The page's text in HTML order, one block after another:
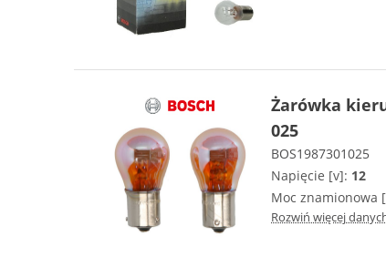
Żarówka
025
BOS1987301025
Napięcie [v]: 12
Moc znamionowa
Rozwiń więcej